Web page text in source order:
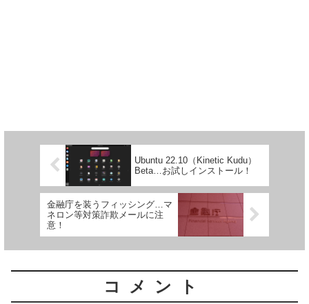
Ubuntu 22.10（Kinetic Kudu）
Beta…お試しインストール！
金融庁を装うフィッシング…マ
ネロン等対策詐欺メールに注
意！
コメント